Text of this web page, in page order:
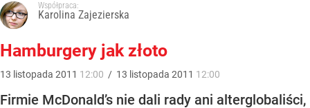
Współpraca:
Karolina Zajezierska
Hamburgery jak złoto
13 listopada 2011 12:00 / 13 listopada 2011 12:00
Firmie McDonald’s nie dali rady ani alterglobaliści,